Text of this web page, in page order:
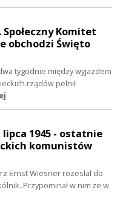
Społeczny Komitet
obchodzi Święto
tygodnie między wyjazdem
rządów pełnił
1945 - ostatnie
komunistów
Ernst Wiesner rozesłał do
Przypominał w nim że w